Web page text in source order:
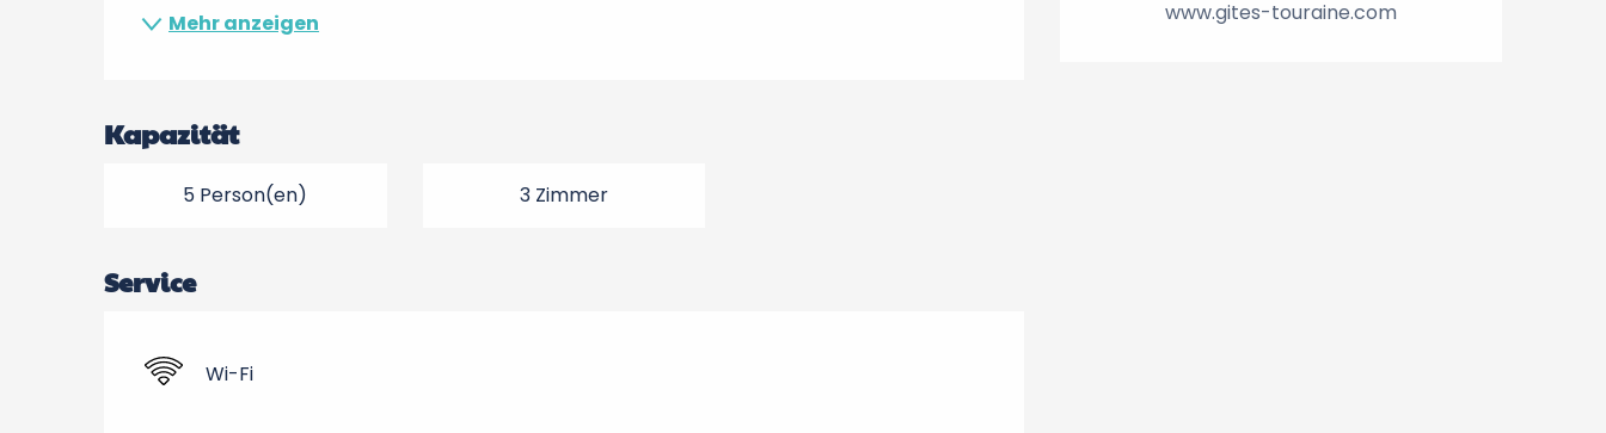
www.gites-touraine.com
Mehr anzeigen
Kapazität
5 Person(en) 3 Zimmer
Service
Wi-Fi